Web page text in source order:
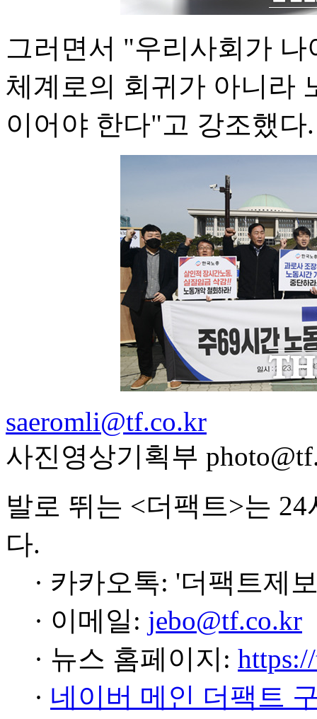
그러면서 "우리사회가
체계로의 회귀가 아니라
이어야 한다"고 강조했다.
saeromli@tf.co.kr
사진영상기획부
발로 뛰는 <더팩트>는
다.
· 카카오톡: '더팩트제
· 이메일: jebo@tf.co.kr
· 뉴스 홈페이지:
· 네이버 메인 더팩트